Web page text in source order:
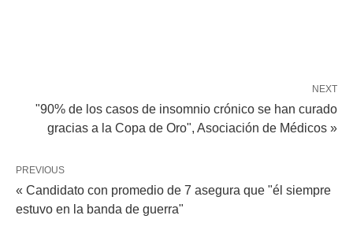
NEXT
"90% de los casos de insomnio crónico se han curado
gracias a la Copa de Oro", Asociación de Médicos »
PREVIOUS
« Candidato con promedio de 7 asegura que "él siempre
estuvo en la banda de guerra"